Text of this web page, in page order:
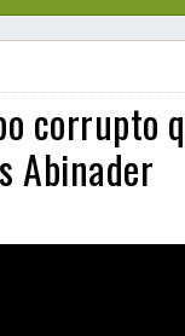
corrupto
Abinader